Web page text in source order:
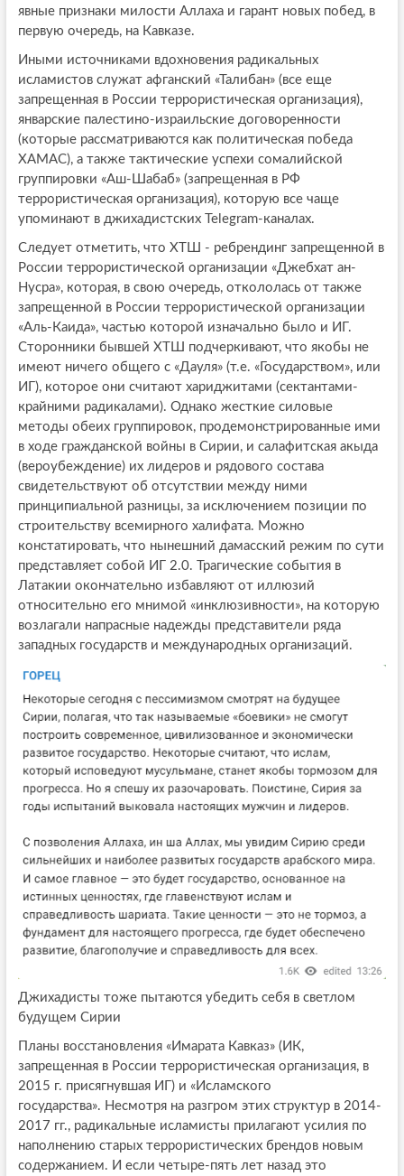
явные признаки милости Аллаха и гарант новых побед, в
первую очередь, на Кавказе.
Иными источниками вдохновения радикальных
исламистов служат афганский «Талибан» (все еще
запрещенная в России террористическая организация),
январские палестино-израильские договоренности
(которые рассматриваются как политическая победа
ХАМАС), а также тактические успехи сомалийской
группировки «Аш-Шабаб» (запрещенная в РФ
террористическая организация), которую все чаще
упоминают в джихадистских Telegram-каналах.
Следует отметить, что ХТШ - ребрендинг запрещенной в
России террористической организации «Джебхат ан-
Нусра», которая, в свою очередь, откололась от также
запрещенной в России террористической организации
«Аль-Каида», частью которой изначально было и ИГ.
Сторонники бывшей ХТШ подчеркивают, что якобы не
имеют ничего общего с «Дауля» (т.е. «Государством», или
ИГ), которое они считают хариджитами (сектантами-
крайними радикалами). Однако жесткие силовые
методы обеих группировок, продемонстрированные ими
в ходе гражданской войны в Сирии, и салафитская акыда
(вероубеждение) их лидеров и рядового состава
свидетельствуют об отсутствии между ними
принципиальной разницы, за исключением позиции по
строительству всемирного халифата. Можно
констатировать, что нынешний дамасский режим по сути
представляет собой ИГ 2.0. Трагические события в
Латакии окончательно избавляют от иллюзий
относительно его мнимой «инклюзивности», на которую
возлагали напрасные надежды представители ряда
западных государств и международных организаций.
Джихадисты тоже пытаются убедить себя в светлом
будущем Сирии
Планы восстановления «Имарата Кавказ» (ИК,
запрещенная в России террористическая организация, в
2015 г. присягнувшая ИГ) и «Исламского
государства». Несмотря на разгром этих структур в 2014-
2017 гг., радикальные исламисты прилагают усилия по
наполнению старых террористических брендов новым
содержанием. И если четыре-пять лет назад это